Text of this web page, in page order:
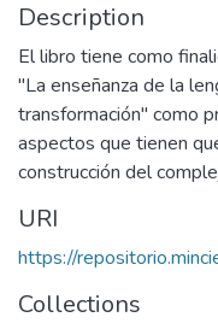
Description
El libro tiene como
"La enseñanza de la
transformación" como
aspectos que tienen
construcción del
URI
https://
Collections